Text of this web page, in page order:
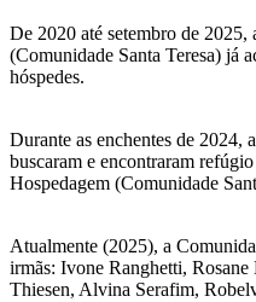
De 2020 até setembro de 2025,
(Comunidade Santa Teresa) já
hóspedes.
Durante as enchentes de 2024,
buscaram e encontraram
Hospedagem (Comunidade
Atualmente (2025), a
irmãs: Ivone Ranghetti,
Thiesen, Alvina Serafim,